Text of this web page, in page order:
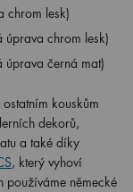
chrom lesk)
chrom lesk)
úprava černá mat)
kouskům
dekorů,
a také díky
, který vyhoví
používáme německé